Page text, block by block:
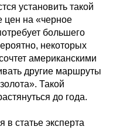
установить такой
цен на «черное
большего
некоторых
американскими
другие маршруты
Такой
до года.
статье эксперта